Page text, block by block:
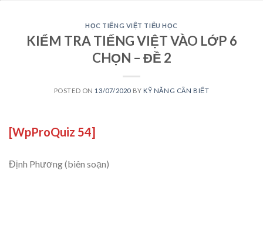
HỌC TIẾNG VIỆT TIỂU HỌC
KIỂM TRA TIẾNG VIỆT VÀO LỚP 6
CHỌN – ĐỀ 2
POSTED ON 13/07/2020 BY KỸ NĂNG CẦN BIẾT
[WpProQuiz 54]
Định Phương (biên soạn)